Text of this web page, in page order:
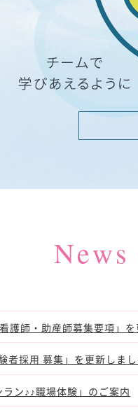
護師・助産師募集要項」を
者採用 募集」を更新しまし
ラン♪♪職場体験」のご案内